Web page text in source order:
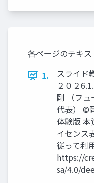
各ページのテキス
1.
スライド
２０２
剛 （フュ
代表） ©
体験版 本
イセンス
従って利
https://
sa/4.0/